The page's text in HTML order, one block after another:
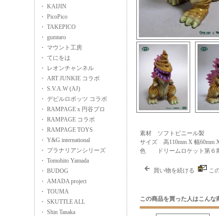
・ KAIJIN
・ PicoPico
・ TAKEPICO
・ gumtaro
・ マウント工房
・ てにをは
・ レオンチャンネル
・ ART JUNKIE コラボ
・ S.V.A.W (AJ)
・ デビルロボッツ コラボ
・ RAMPAGE x 円谷プロ
・ RAMPAGE コラボ
・ RAMPAGE TOYS
・ Y&G international
・ プラナリアンシリーズ
・ Tomohito Yamada
・ BUDOG
・ AMADA project
・ TOUMA
・ SKUTTLE ALL
・ Shin Tanaka
素材 ソフトビニール製
サイズ 高110mm X 幅60mm
色 ドリームロケット第６
買い物を続ける こ
この商品を買った人はこんな